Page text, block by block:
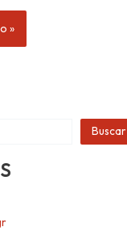
Buscar